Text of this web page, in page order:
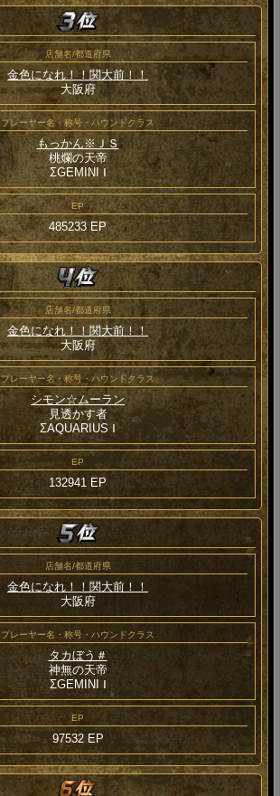
店舗名/都道府県
金色になれ！！関大前！！
大阪府
プレーヤー名・称号・ハウンドクラス
もっかん※ＪＳ
桃爛の天帝
ΣGEMINI Ⅰ
EP
485233 EP
店舗名/都道府県
金色になれ！！関大前！！
大阪府
プレーヤー名・称号・ハウンドクラス
シモン☆ムーラン
見透かす者
ΣAQUARIUS Ⅰ
EP
132941 EP
店舗名/都道府県
金色になれ！！関大前！！
大阪府
プレーヤー名・称号・ハウンドクラス
タカぼう＃
神無の天帝
ΣGEMINI Ⅰ
EP
97532 EP